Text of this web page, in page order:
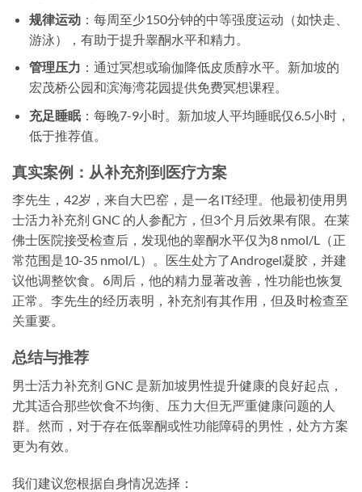
规律运动：每周至少150分钟的中等强度运动（如快走、
游泳），有助于提升睾酮水平和精力。
管理压力 ：通过冥想或瑜伽降低皮质醇水平。新加坡的
宏茂桥公园和滨海湾花园提供免费冥想课程。
充足睡眠：每晚7-9小时。新加坡人平均睡眠仅6.5小时，
低于推荐值。
真实案例：从补充剂到医疗方案
李先生，42岁，来自大巴窑，是一名IT经理。他最初使用男
士活力补充剂 GNC 的人参配方，但3个月后效果有限。在莱
佛士医院接受检查后，发现他的睾酮水平仅为8 nmol/L（正
常范围是10-35 nmol/L）。医生处方了Androgel凝胶，并建
议他调整饮食。6周后，他的精力显著改善，性功能也恢复
正常。李先生的经历表明，补充剂有其作用，但及时检查至
关重要。
总结与推荐
男士活力补充剂 GNC 是新加坡男性提升健康的良好起点，
尤其适合那些饮食不均衡、压力大但无严重健康问题的人
群。然而，对于存在低睾酮或性功能障碍的男性，处方方案
更为有效。
我们建议您根据自身情况选择：